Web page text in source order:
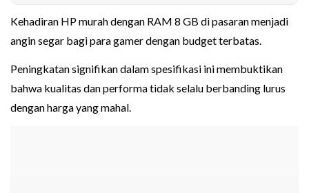
Kehadiran HP murah dengan RAM 8 GB di pasaran menjadi
angin segar bagi para gamer dengan budget terbatas.
Peningkatan signifikan dalam spesifikasi ini membuktikan
bahwa kualitas dan performa tidak selalu berbanding lurus
dengan harga yang mahal.